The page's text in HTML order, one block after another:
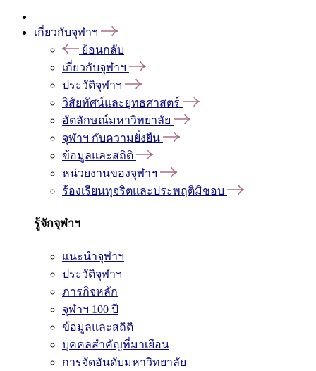
เกี่ยวกับจุฬาฯ
ย้อนกลับ
เกี่ยวกับจุฬาฯ
ประวัติจุฬาฯ
วิสัยทัศน์และยุทธศาสตร์
อัตลักษณ์มหาวิทยาลัย
จุฬาฯ กับความยั่งยืน
ข้อมูลและสถิติ
หน่วยงานของจุฬาฯ
ร้องเรียนทุจริตและประพฤติมิชอบ
รู้จักจุฬาฯ
แนะนำจุฬาฯ
ประวัติจุฬาฯ
ภารกิจหลัก
จุฬาฯ 100 ปี
ข้อมูลและสถิติ
บุคคลสำคัญที่มาเยือน
การจัดอันดับมหาวิทยาลัย